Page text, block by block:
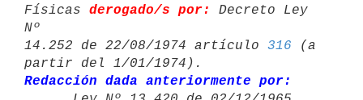
Físicas derogado/s por:
Decreto Ley
Nº
14.252 de 22/08/1974 artículo 316 (a
Redacción dada anteriormente por: